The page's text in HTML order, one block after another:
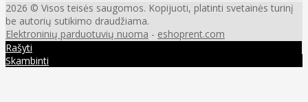
2026 © Visos teisės saugomos. Kopijuoti, platinti svetainės turinį
be autorių sutikimo draudžiama.
Elektroninių parduotuvių nuoma - eshoprent.com
Rašyti
Skambinti